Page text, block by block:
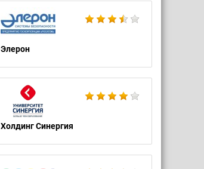
Элерон
Холдинг Синергия